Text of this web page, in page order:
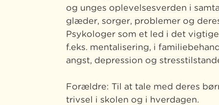
og unges oplevelsesverden i
glæder, sorger, problemer og
Psykologer som et led i det
f.eks. mentalisering, i
angst, depression og
Forældre: Til at tale med deres
trivsel i skolen og i hverdagen.